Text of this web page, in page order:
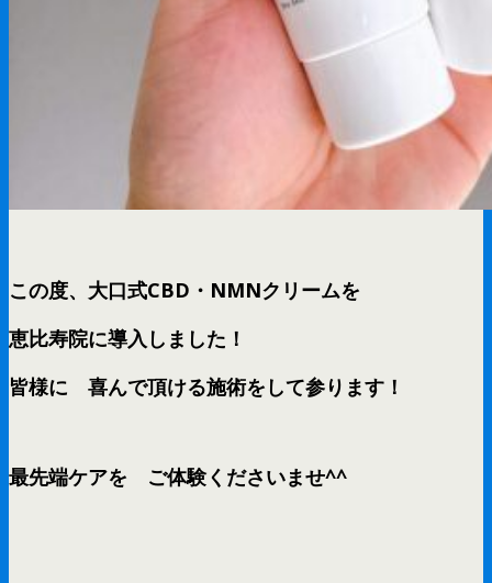
この度、大口式CBD・NMNクリームを
恵比寿院に導入しました！
皆様に 喜んで頂ける施術をして参ります！
最先端ケアを ご体験くださいませ^^